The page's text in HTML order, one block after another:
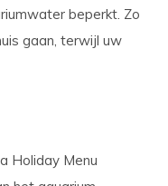
beperkt. Zo
gaan, terwijl uw
Holiday Menu